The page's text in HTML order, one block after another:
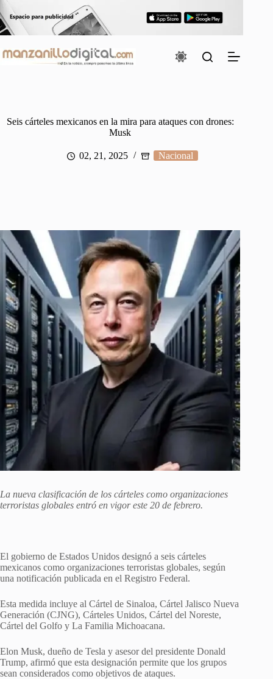
al
contenido
Seis cárteles mexicanos en la mira para ataques con drones:
Musk
02, 21, 2025 Nacional
La nueva clasificación de los cárteles como organizaciones
terroristas globales entró en vigor este 20 de febrero.
El gobierno de Estados Unidos designó a seis cárteles
mexicanos como organizaciones terroristas globales, según
una notificación publicada en el Registro Federal.
Esta medida incluye al Cártel de Sinaloa, Cártel Jalisco Nueva
Generación (CJNG), Cárteles Unidos, Cártel del Noreste,
Cártel del Golfo y La Familia Michoacana.
Elon Musk, dueño de Tesla y asesor del presidente Donald
Trump, afirmó que esta designación permite que los grupos
sean considerados como objetivos de ataques.